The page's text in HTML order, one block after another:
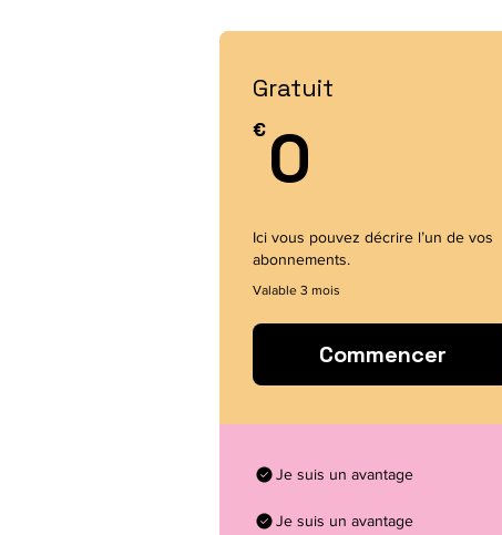
Gratuit
€ 0
Ici vous pouvez décrire l’un de vos
abonnements.
Valable 3 mois
Commencer
Je suis un avantage
Je suis un avantage